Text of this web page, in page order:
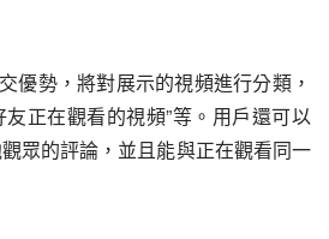
優勢，將對展示的視頻進行分類，
友正在觀看的視頻”等。用戶還可以
眾的評論，並且能與正在觀看同一